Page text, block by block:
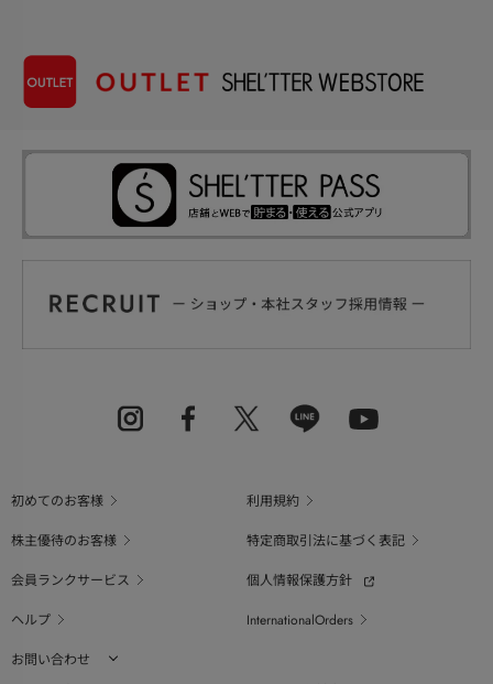
初めてのお客様
利用規約
株主優待のお客様
特定商取引法に基づく表記
会員ランクサービス
個人情報保護方針
ヘルプ
InternationalOrders
お問い合わせ